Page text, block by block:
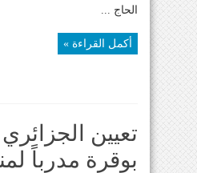
الحاج ...
أكمل القراءة »
تعيين
بوقرة مدرباً